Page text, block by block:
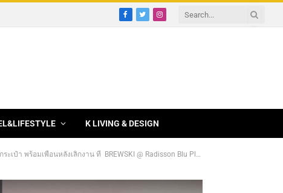
Facebook
TwitterInstagram
K LIVING & DESIGN
เพื่อนหลังเลิกงาน ที่ BREWSKI @ Radisson Blu Plaza / สุขุมวิท